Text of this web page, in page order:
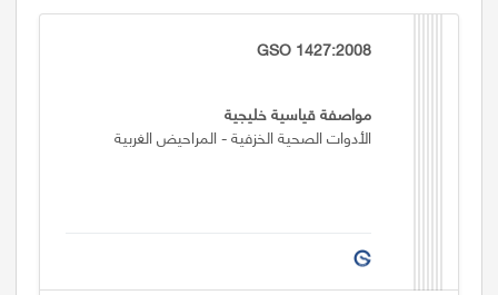
GSO 1427:2008
مواصفة قياسية خليجية
الأدوات الصحية الخزفية - المراحيض الغربية